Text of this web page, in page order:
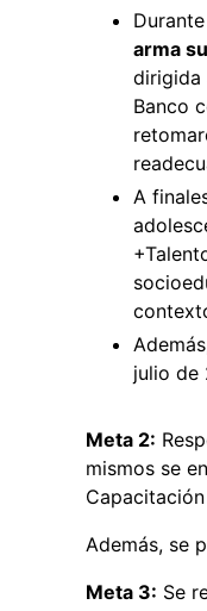
arma
dirigida
Banco
A
julio de
Meta 2:
mismos se
Además, se
Meta 3: Se